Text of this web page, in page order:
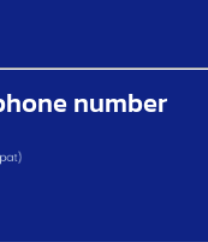
number